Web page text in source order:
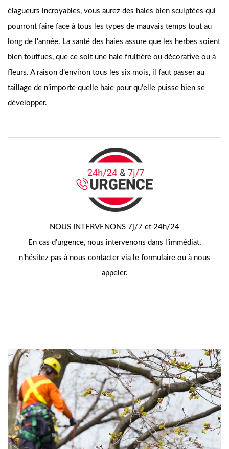
élagueurs incroyables, vous aurez des haies bien sculptées qui
pourront faire face à tous les types de mauvais temps tout au
long de l'année. La santé des haies assure que les herbes soient
bien touffues, que ce soit une haie fruitière ou décorative ou à
fleurs. A raison d’environ tous les six mois, il faut passer au
taillage de n’importe quelle haie pour qu’elle puisse bien se
développer.
NOUS INTERVENONS 7j/7 et 24h/24
En cas d’urgence, nous intervenons dans l’immédiat,
n’hésitez pas à nous contacter via le formulaire ou à nous
appeler.